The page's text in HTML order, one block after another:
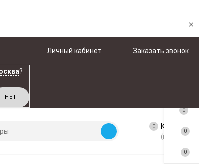
×
?
Личный кабинет Заказать звонок
0 Корзина
(пусто)
0
0
0